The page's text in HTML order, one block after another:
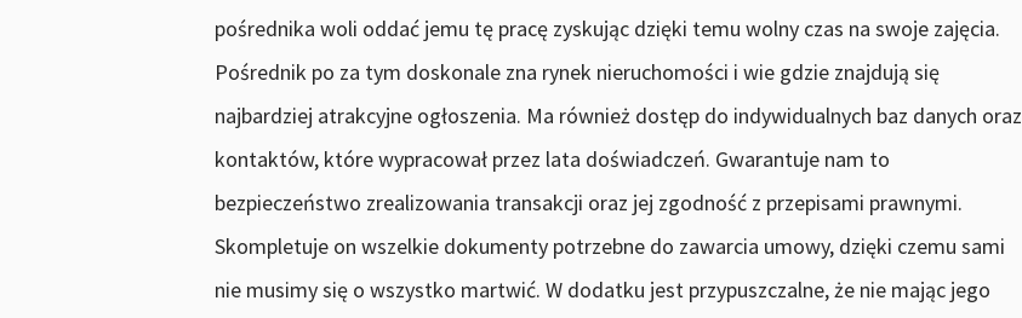
pośrednika woli oddać jemu tę pracę zyskując dzięki temu wolny czas na swoje zajęcia.
Pośrednik po za tym doskonale zna rynek nieruchomości i wie gdzie znajdują się
najbardziej atrakcyjne ogłoszenia. Ma również dostęp do indywidualnych baz danych oraz
kontaktów, które wypracował przez lata doświadczeń. Gwarantuje nam to
bezpieczeństwo zrealizowania transakcji oraz jej zgodność z przepisami prawnymi.
Skompletuje on wszelkie dokumenty potrzebne do zawarcia umowy, dzięki czemu sami
nie musimy się o wszystko martwić. W dodatku jest przypuszczalne, że nie mając jego